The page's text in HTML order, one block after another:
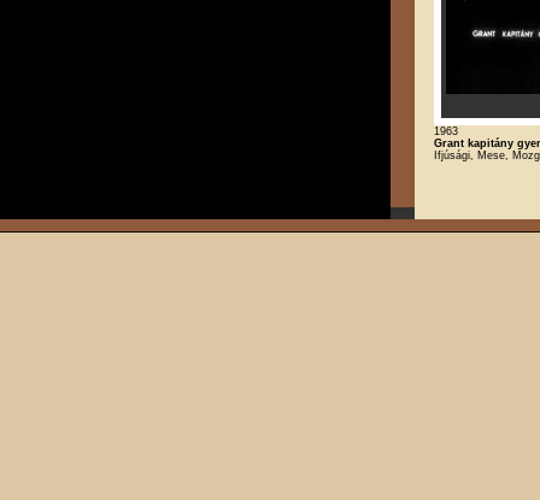
1963
Grant kapitány
Ifjúsági, Mese,